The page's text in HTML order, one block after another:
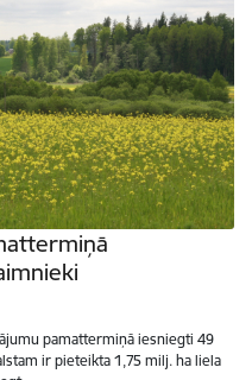
pamattermiņā iesniegti 49
ir pieteikta 1,75 milj. ha liela